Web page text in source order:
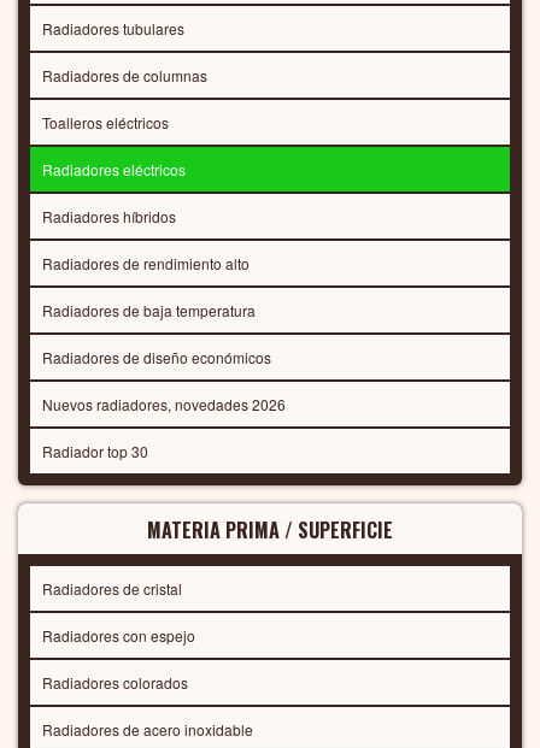
Radiadores tubulares
Radiadores de columnas
Toalleros eléctricos
Radiadores eléctricos
Radiadores híbridos
Radiadores de rendimiento alto
Radiadores de baja temperatura
Radiadores de diseño económicos
Nuevos radiadores, novedades 2026
Radiador top 30
MATERIA PRIMA / SUPERFICIE
Radiadores de cristal
Radiadores con espejo
Radiadores colorados
Radiadores de acero inoxidable